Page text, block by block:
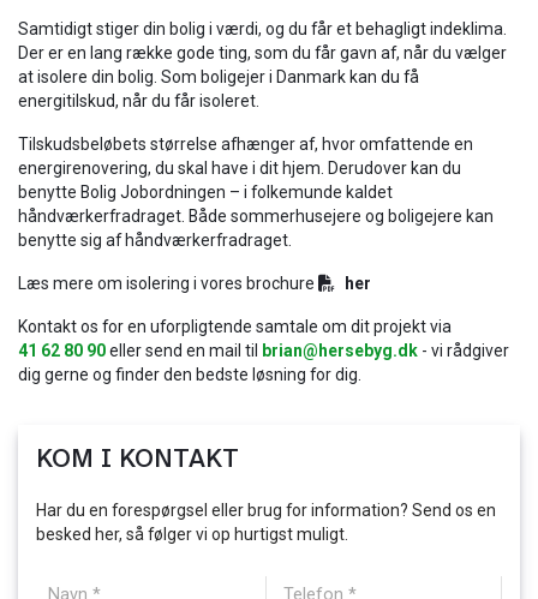
​Samtidigt stiger din bolig i værdi, og du får et behagligt indeklima.
Der er en lang række gode ting, som du får gavn af, når du vælger
at isolere din bolig. Som boligejer i Danmark kan du få
energitilskud, når du får isoleret.
​Tilskudsbeløbets størrelse afhænger af, hvor omfattende en
energirenovering, du skal have i dit hjem. Derudover kan du
benytte Bolig Jobordningen – i folkemunde kaldet
håndværkerfradraget. Både sommerhusejere og boligejere kan
benytte sig af håndværkerfradraget.
Læs mere om isolering i vores brochure her​​
Kontakt os for en uforpligtende samtale om dit projekt via
41 62 80 90eller send en mail til brian@hersebyg.dk - vi rådgiver
dig gerne og finder den bedste løsning for dig.
KOM I KONTAKT
Har du en forespørgsel eller brug for information? Send os en
besked her, så følger vi op hurtigst muligt.